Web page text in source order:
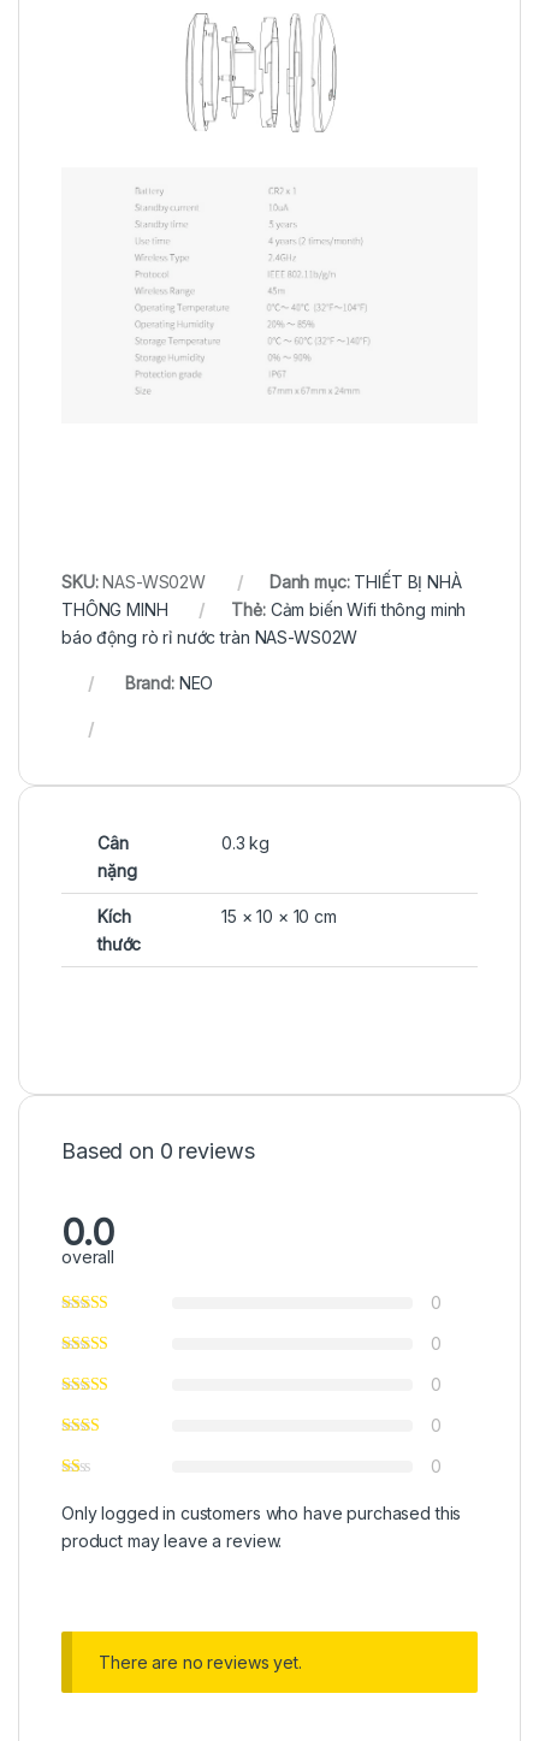
SKU:NAS-WS02W Danh mục: THIẾT BỊ NHÀ
THÔNG MINH
Thẻ: Cảm biến Wifi thông minh
báo động rò rỉ nước tràn NAS-WS02W
Brand: NEO
Cân
nặng
0.3 kg
Kích
thước
15 × 10 × 10 cm
Based on 0 reviews
0.0
overall
0
0
0
0
0
Only logged in customers who have purchased this
product may leave a review.
There are no reviews yet.